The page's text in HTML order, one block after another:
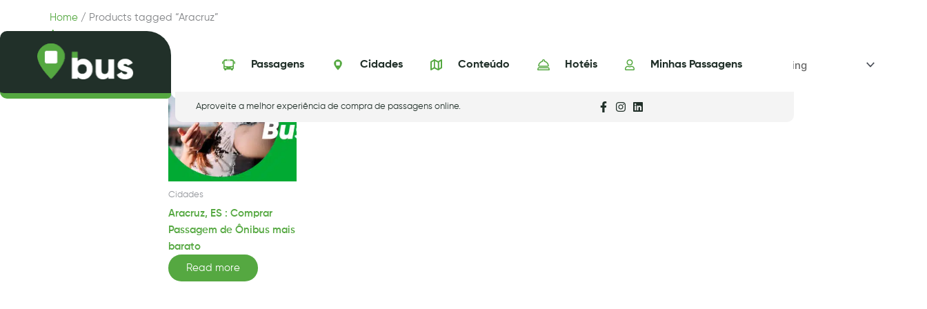
content
Passagens Cidades Conteúdo Hotéis Minhas Passagens
Aproveite a melhor experiência de compra de passagens online.
Home / Products tagged “Aracruz”
Aracruz
Showing the single result
Cidades
Aracruz, ES : Comprar
Passagem de Ônibus mais
barato
Read more